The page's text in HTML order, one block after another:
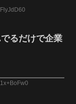
るだけで企業